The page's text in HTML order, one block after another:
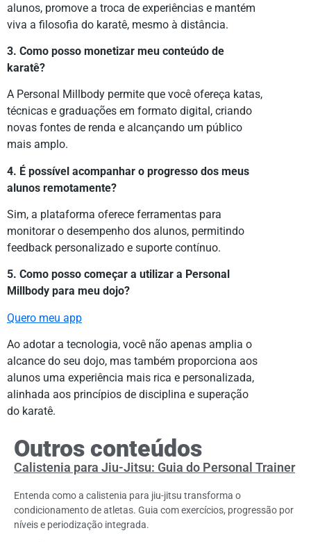
alunos, promove a troca de experiências e mantém
viva a filosofia do karatê, mesmo à distância.
3. Como posso monetizar meu conteúdo de
karatê?
A Personal Millbody permite que você ofereça katas,
técnicas e graduações em formato digital, criando
novas fontes de renda e alcançando um público
mais amplo.
4. É possível acompanhar o progresso dos meus
alunos remotamente?
Sim, a plataforma oferece ferramentas para
monitorar o desempenho dos alunos, permitindo
feedback personalizado e suporte contínuo.
5. Como posso começar a utilizar a Personal
Millbody para meu dojo?
Quero meu app
Ao adotar a tecnologia, você não apenas amplia o
alcance do seu dojo, mas também proporciona aos
alunos uma experiência mais rica e personalizada,
alinhada aos princípios de disciplina e superação
do karatê.
Outros conteúdos
Calistenia para Jiu-Jitsu: Guia do Personal Trainer
Entenda como a calistenia para jiu-jitsu transforma o
condicionamento de atletas. Guia com exercícios, progressão por
níveis e periodização integrada.